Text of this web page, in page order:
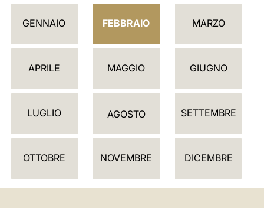
C
L
D
R
GENNAIO FEBBRAIO MARZO
APRILE MAGGIO GIUGNO
LUGLIO AGOSTO SETTEMBRE
OTTOBRE NOVEMBRE DICEMBRE